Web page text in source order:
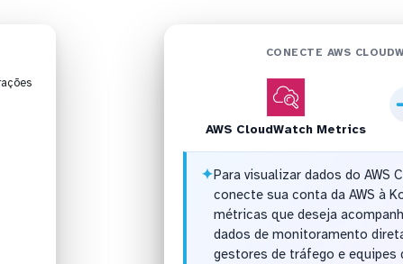
CONECTE AWS
AWS CloudWatch Metrics
✦Para visualizar dados do AWS
conecte sua conta da AWS à
métricas que deseja
dados de monitoramento
gestores de tráfego e equipes